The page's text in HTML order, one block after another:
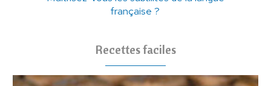
française ?
Recettes faciles